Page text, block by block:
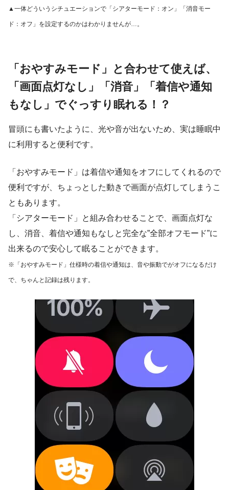
▲一体どういうシチュエーションで「シアターモード：オン」「消音モー
ド：オフ」を設定するのかはわかりませんが…。
「おやすみモード」と合わせて使えば、
「画面点灯なし」「消音」「着信や通知
もなし」でぐっすり眠れる！？
冒頭にも書いたように、光や音が出ないため、実は睡眠中
に利用すると便利です。
「おやすみモード」は着信や通知をオフにしてくれるので
便利ですが、ちょっとした動きで画面が点灯してしまうこ
ともあります。
「シアターモード」と組み合わせることで、 画面点灯な
し、消音、着信や通知もなし と完全な”全部オフモード”に
出来るので安心して眠ることができます。
※「おやすみモード」仕様時の着信や通知は、音や振動でがオフになるだけ
で、ちゃんと記録は残ります。